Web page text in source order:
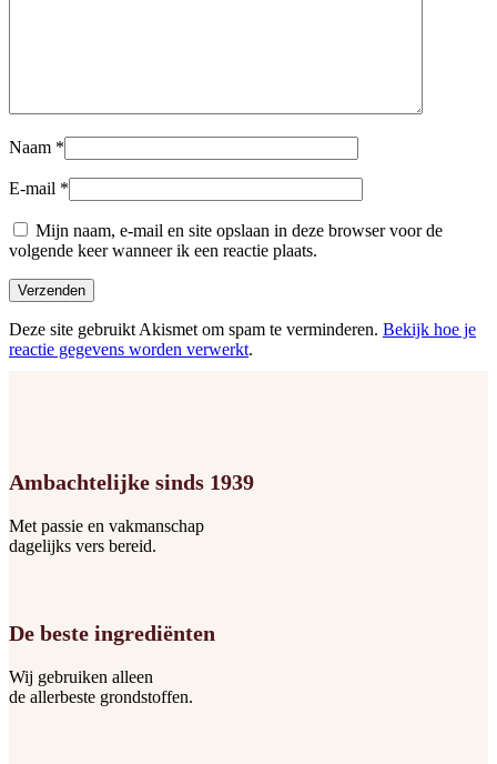
Naam *
E-mail *
Mijn naam, e-mail en site opslaan in deze browser voor de
volgende keer wanneer ik een reactie plaats.
Deze site gebruikt Akismet om spam te verminderen. Bekijk hoe je
reactie gegevens worden verwerkt.
Ambachtelijke sinds 1939
Met passie en vakmanschap
dagelijks vers bereid.
De beste ingrediënten
Wij gebruiken alleen
de allerbeste grondstoffen.